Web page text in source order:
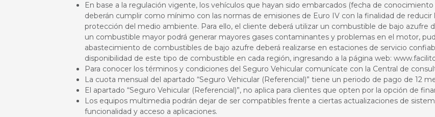
En base a la regulación vigente, los vehículos que hayan sido embarcados (fecha de
deberán cumplir como mínimo con las normas de emisiones de Euro IV con la finalidad de
protección del medio ambiente. Para ello, el cliente deberá utilizar un combustible de bajo azufre
un combustible mayor podrá generar mayores gases contaminantes y problemas en el motor,
abastecimiento de combustibles de bajo azufre deberá realizarse en estaciones de servicio
disponibilidad de este tipo de combustible en cada región, ingresando a la página web:
Para conocer los términos y condiciones del Seguro Vehicular comunícate con la Central de
La cuota mensual del apartado “Seguro Vehicular (Referencial)” tiene un periodo de pago de 12
El apartado “Seguro Vehicular (Referencial)”, no aplica para clientes que opten por la opción de
Los equipos multimedia podrán dejar de ser compatibles frente a ciertas actualizaciones de
funcionalidad y acceso a aplicaciones.